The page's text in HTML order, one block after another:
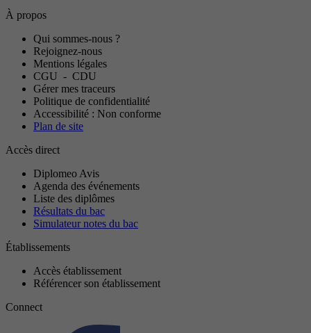
À propos
Qui sommes-nous ?
Rejoignez-nous
Mentions légales
CGU - CDU
Gérer mes traceurs
Politique de confidentialité
Accessibilité : Non conforme
Plan de site
Accès direct
Diplomeo Avis
Agenda des événements
Liste des diplômes
Résultats du bac
Simulateur notes du bac
Établissements
Accès établissement
Référencer son établissement
Connect